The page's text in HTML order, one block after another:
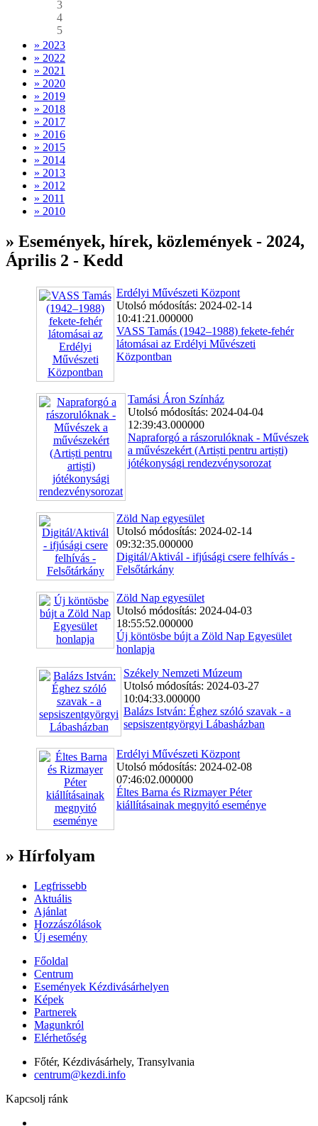
3
4
5
» 2023
» 2022
» 2021
» 2020
» 2019
» 2018
» 2017
» 2016
» 2015
» 2014
» 2013
» 2012
» 2011
» 2010
» Események, hírek, közlemények - 2024,
Április 2 - Kedd
Erdélyi Művészeti Központ
Utolsó módosítás: 2024-02-14
10:41:21.000000
VASS Tamás (1942–1988) fekete-fehér
látomásai az Erdélyi Művészeti
Központban
Tamási Áron Színház
Utolsó módosítás: 2024-04-04
12:39:43.000000
Napraforgó a rászorulóknak - Művészek
a művészekért (Artiști pentru artiști)
jótékonysági rendezvénysorozat
Zöld Nap egyesület
Utolsó módosítás: 2024-02-14
09:32:35.000000
Digitál/Aktivál - ifjúsági csere felhívás -
Felsőtárkány
Zöld Nap egyesület
Utolsó módosítás: 2024-04-03
18:55:52.000000
Új köntösbe bújt a Zöld Nap Egyesület
honlapja
Székely Nemzeti Múzeum
Utolsó módosítás: 2024-03-27
10:04:33.000000
Balázs István: Éghez szóló szavak - a
sepsiszentgyörgyi Lábasházban
Erdélyi Művészeti Központ
Utolsó módosítás: 2024-02-08
07:46:02.000000
Éltes Barna és Rizmayer Péter
kiállításainak megnyitó eseménye
» Hírfolyam
Legfrissebb
Aktuális
Ajánlat
Hozzászólások
Új esemény
Főoldal
Centrum
Események Kézdivásárhelyen
Képek
Partnerek
Magunkról
Elérhetőség
Főtér, Kézdivásárhely, Transylvania
centrum@kezdi.info
Kapcsolj ránk